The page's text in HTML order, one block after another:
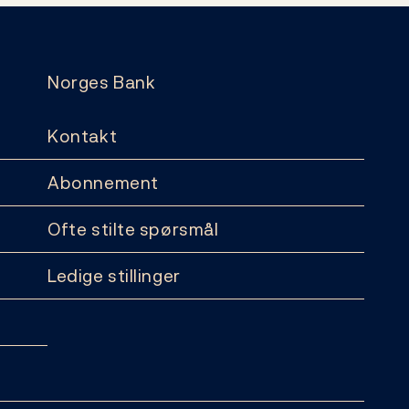
Norges Bank
Kontakt
Abonnement
Ofte stilte spørsmål
Ledige stillinger